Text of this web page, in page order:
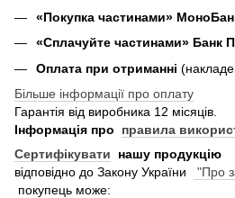
«Покупка частинами»
«Сплачуйте частинами» Банк
Оплата при отриманні
Більше інформації про оплату
Гарантія від виробника 12 місяців.
Інформація про правила
Сертифікувати нашу продукцію
відповідно до Закону України
"Про
покупець може: